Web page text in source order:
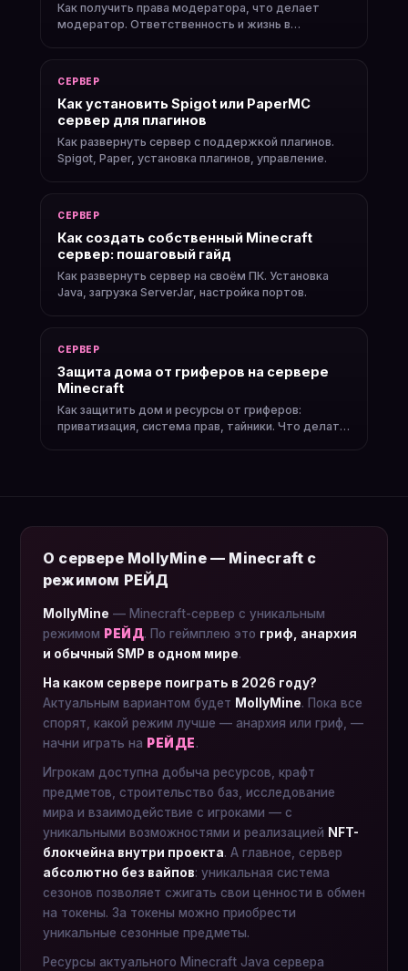
Как получить права модератора, что делает
модератор. Ответственность и жизнь в
СЕРВЕР
Как установить Spigot или PaperMC
сервер для плагинов
Как развернуть сервер с поддержкой плагинов.
Spigot, Paper, установка плагинов, управление.
СЕРВЕР
Как создать собственный Minecraft
сервер: пошаговый гайд
Как развернуть сервер на своём ПК. Установка
Java, загрузка ServerJar, настройка портов.
СЕРВЕР
Защита дома от гриферов на сервере
Minecraft
Как защитить дом и ресурсы от гриферов:
приватизация, система прав, тайники. Что делать
О сервере MollyMine — Minecraft с
режимом РЕЙД
MollyMine — Minecraft-сервер с уникальным
режимом РЕЙД. По геймплею это гриф, анархия
и обычный SMP в одном мире.
На каком сервере поиграть в 2026 году?
Актуальным вариантом будет MollyMine. Пока все
спорят, какой режим лучше — анархия или гриф, —
начни играть на РЕЙДЕ.
Игрокам доступна добыча ресурсов, крафт
предметов, строительство баз, исследование
мира и взаимодействие с игроками — с
уникальными возможностями и реализацией NFT-
блокчейна внутри проекта. А главное, сервер
абсолютно без вайпов: уникальная система
сезонов позволяет сжигать свои ценности в обмен
на токены. За токены можно приобрести
уникальные сезонные предметы.
Ресурсы актуального Minecraft Java сервера